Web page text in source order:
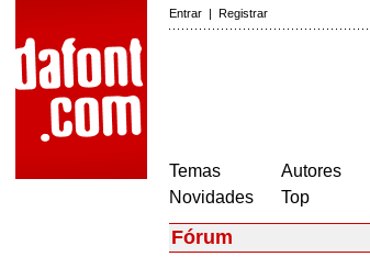
Entrar | Registrar
Temas
Novidades
Autores
Top
Fórum